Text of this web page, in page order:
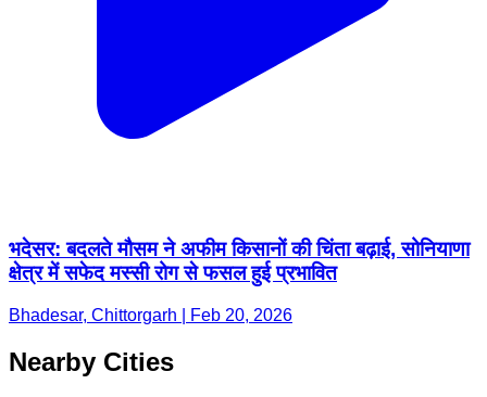
भदेसर: बदलते मौसम ने अफीम किसानों की चिंता बढ़ाई, सोनियाणा
क्षेत्र में सफेद मस्सी रोग से फसल हुई प्रभावित
Bhadesar, Chittorgarh | Feb 20, 2026
Nearby Cities